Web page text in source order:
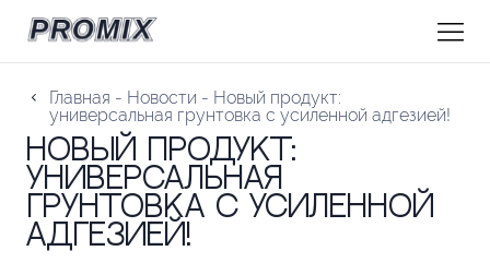
Главная - Новости - Новый продукт:
универсальная грунтовка с усиленной адгезией!
Новый продукт:
универсальная
грунтовка с усиленной
адгезией!